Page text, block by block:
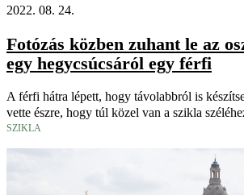
2022. 08. 24.
Fotózás közben zuhant le az
egy hegycsúcsáról egy férfi
A férfi hátra lépett, hogy távolabbról is
vette észre, hogy túl közel van a szikla
SZIKLA